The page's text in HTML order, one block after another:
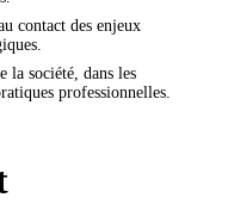
contact des enjeux
la société, dans les
professionnelles.